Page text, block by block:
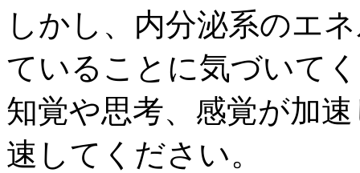
しかし、内分泌系のエ
ていることに気づいて
知覚や思考、感覚が加
速してください。